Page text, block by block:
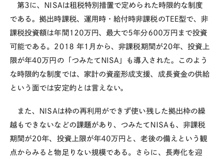
第3 に、 NISAは租税特別措置で定められた時限的な制度
である。拠出時課税、運用時・給付時非課税のTEE型で、非
課税投資額は年間 120万円、最大で5年分600万円まで投資
可能である。 2018 年1 月から、非課税期間が20年、投資上
限が年40万円の「つみたて NISA 」も導入された。このよう
な時限的な制度では、家計の資産形成支援、成長資金の供給
という面では安定的とは言えない。
また、 NISAは枠の再利用ができず使い残した拠出枠の繰
越もできないなどの課題があり、つみたて NISA も、非課税
期間が20年、投資上限が年40万円と、老後の備えという観
点からみると物足りない規模である。さらに、長寿化を迎